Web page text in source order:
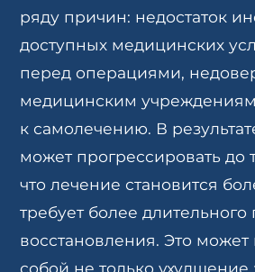
ряду причин: недостаток
доступных медицинских
перед операциями,
медицинским
к самолечению. В
может прогрессировать до
что лечение становится
требует более длительного
восстановления. Это может
собой не только ухудшение